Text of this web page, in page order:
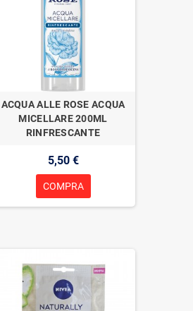
ACQUA ALLE ROSE ACQUA
MICELLARE 200ML
RINFRESCANTE
5,50 €
COMPRA